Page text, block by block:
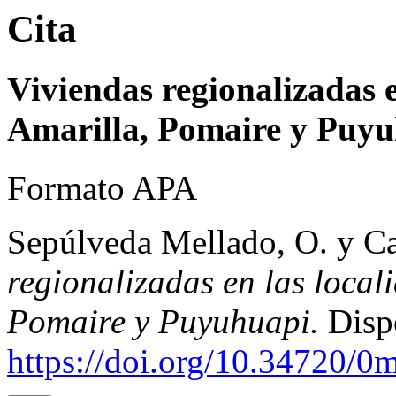
Cita
Viviendas regionalizadas
Amarilla, Pomaire y
Formato APA
Sepúlveda Mellado, O. y
regionalizadas en las
Pomaire y Puyuhuapi.
https://doi.org/10.34720/